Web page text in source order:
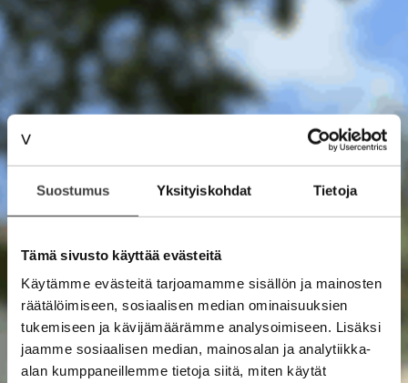
Suostumus Yksityiskohdat Tietoja
Tämä sivusto käyttää evästeitä
Käytämme evästeitä tarjoamamme sisällön ja mainosten
räätälöimiseen, sosiaalisen median ominaisuuksien
tukemiseen ja kävijämäärämme analysoimiseen. Lisäksi
jaamme sosiaalisen median, mainosalan ja analytiikka-
alan kumppaneillemme tietoja siitä, miten käytät